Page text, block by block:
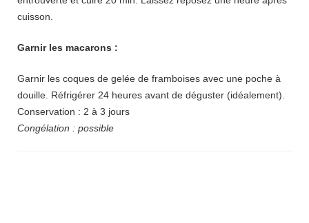
cuisson.
Garnir les macarons :
Garnir les coques de gelée de framboises avec une poche à
douille. Réfrigérer 24 heures avant de déguster (idéalement).
Conservation : 2 à 3 jours
Congélation : possible